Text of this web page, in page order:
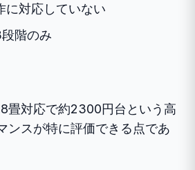
対応していない
階のみ
畳対応で約2300円台という高
ンスが特に評価できる点であ